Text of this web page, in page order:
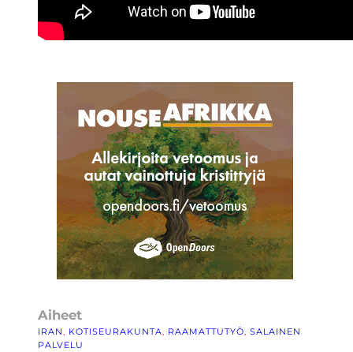
Aiheet
IRAN, KOTISEURAKUNTA, RAAMATTUTYÖ, SALAINEN
PALVELU